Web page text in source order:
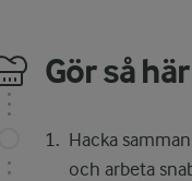
Gör så här
Hacka
och arbeta